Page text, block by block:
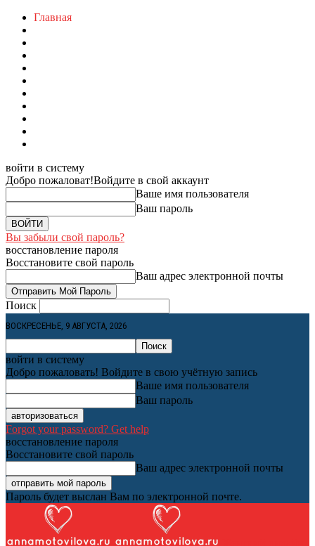
Главная
войти в систему
Добро пожаловат!Войдите в свой аккаунт
Ваше имя пользователя
Ваш пароль
Вы забыли свой пароль?
восстановление пароля
Восстановите свой пароль
Ваш адрес электронной почты
Поиск
ВОСКРЕСЕНЬЕ, 9 АВГУСТА, 2026
войти в систему
Добро пожаловать! Войдите в свою учётную запись
Ваше имя пользователя
Ваш пароль
Forgot your password? Get help
восстановление пароля
Восстановите свой пароль
Ваш адрес электронной почты
Пароль будет выслан Вам по электронной почте.